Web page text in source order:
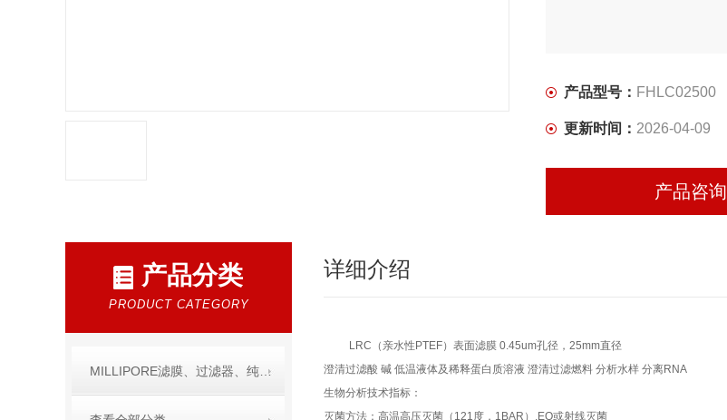
产品型号： FHLC02500
更新时间： 2026-04-09
产品咨询
产品分类
PRODUCT CATEGORY
MILLIPORE滤膜、过滤器、纯水产品
详细介绍
LRC（亲水性PTEF）表面滤膜 0.45um孔径，25mm直径
澄清过滤酸 碱 低温液体及稀释蛋白质溶液 澄清过滤燃料 分析水样 分离RNA
生物分析技术指标：
灭菌方法：高温高压灭菌（121度，1BAR）,EO或射线灭菌